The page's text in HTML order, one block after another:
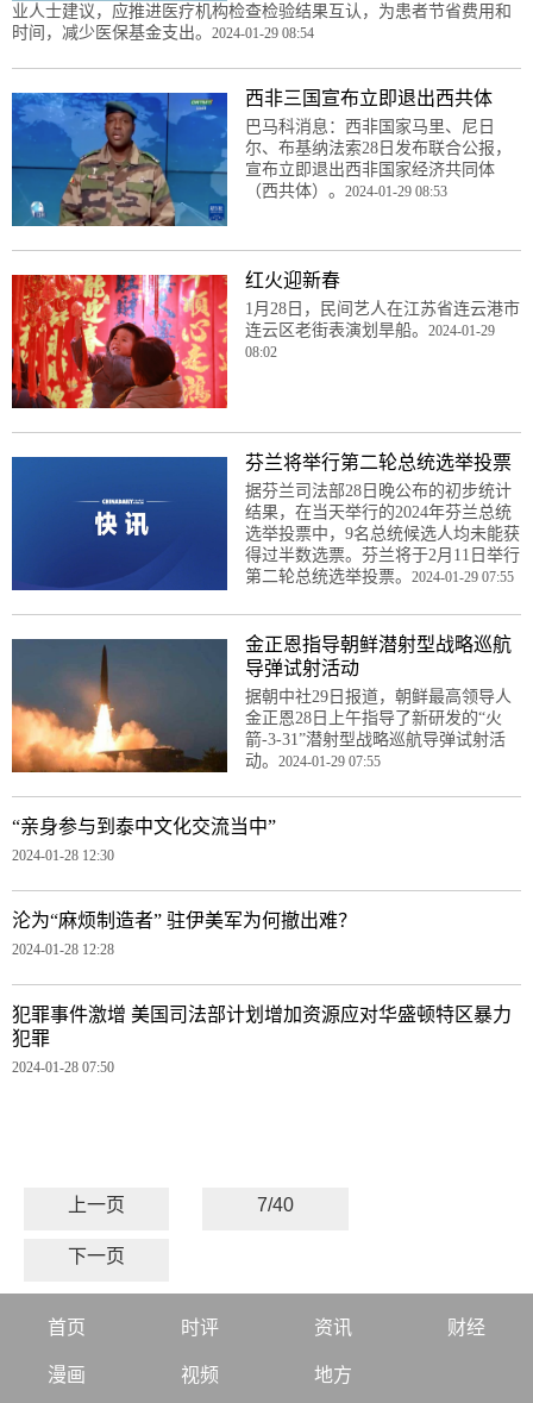
业人士建议，应推进医疗机构检查检验结果互认，为患者节省费用和
时间，减少医保基金支出。 2024-01-29 08:54
西非三国宣布立即退出西共体
巴马科消息：西非国家马里、尼日
尔、布基纳法索28日发布联合公报，
宣布立即退出西非国家经济共同体
（西共体）。 2024-01-29 08:53
红火迎新春
1月28日，民间艺人在江苏省连云港市
连云区老街表演划旱船。 2024-01-29
08:02
芬兰将举行第二轮总统选举投票
据芬兰司法部28日晚公布的初步统计
结果，在当天举行的2024年芬兰总统
选举投票中，9名总统候选人均未能获
得过半数选票。芬兰将于2月11日举行
第二轮总统选举投票。 2024-01-29 07:55
金正恩指导朝鲜潜射型战略巡航
导弹试射活动
据朝中社29日报道，朝鲜最高领导人
金正恩28日上午指导了新研发的“火
箭-3-31”潜射型战略巡航导弹试射活
动。 2024-01-29 07:55
“亲身参与到泰中文化交流当中”
2024-01-28 12:30
沦为“麻烦制造者” 驻伊美军为何撤出难？
2024-01-28 12:28
犯罪事件激增 美国司法部计划增加资源应对华盛顿特区暴力
犯罪
2024-01-28 07:50
上一页 7/40
下一页
首页 时评 资讯 财经
漫画 视频 地方